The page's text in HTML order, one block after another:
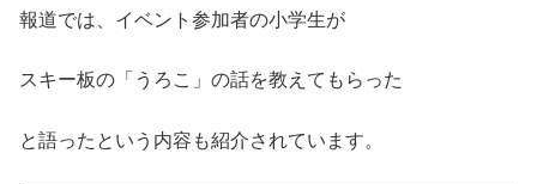
報道では、イベント参加者の小学生が
スキー板の「うろこ」の話を教えてもらった
と語ったという内容も紹介されています。